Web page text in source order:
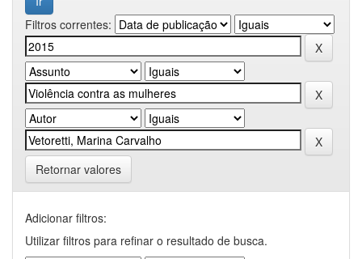
Filtros correntes:
Retornar valores
Adicionar filtros:
Utilizar filtros para refinar o resultado de busca.